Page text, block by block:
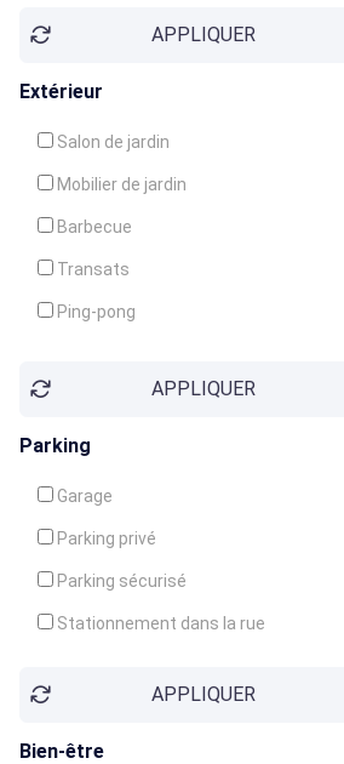
Balcon / Terrasse
APPLIQUER
Extérieur
Salon de jardin
Mobilier de jardin
Barbecue
Transats
Ping-pong
Jeux d'enfantsAPPLIQUER
Parking
Garage
Parking privé
Parking sécurisé
Stationnement dans la rue
APPLIQUER
Bien-être